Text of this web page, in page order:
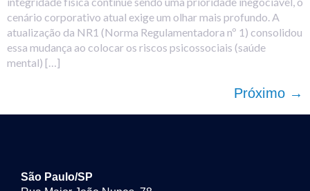
cenário corporativo atual exige um olhar mais profundo. A
atualização da NR1 (Norma Regulamentadora nº 1) consolidou
essa mudança ao colocar os riscos psicossociais (saúde
mental) […]
Próximo →
São Paulo/SP